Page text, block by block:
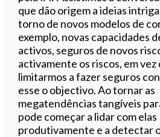
que dão origem a ideias
torno de novos modelos de
exemplo, novas capacidades
activos, seguros de novos
activamente os riscos, em vez
limitarmos a fazer seguros
esse o objectivo. Ao tornar as
megatendências tangíveis
pode começar a lidar com elas
produtivamente e a detectar